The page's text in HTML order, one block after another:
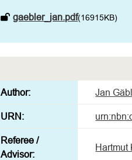
gaebler_jan.pdf(16915KB)
Author: Jan
URN:
Referee /
Advisor:
Hartmut